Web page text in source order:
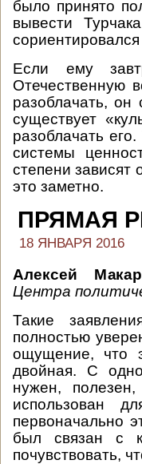
было принято
вывести
Если ему
Отечественную
разоблачать, он
существует
разоблачать
системы
степени зависят
это заметно.
ПРЯМАЯ
18 ЯНВАРЯ 2016
Алексей
Центра
Такие
полностью
ощущение, что
двойная. С
нужен,
использован
первоначально
был связан с
почувствовать,